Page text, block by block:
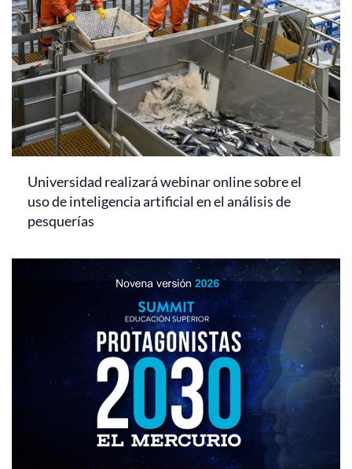
Universidad realizará webinar online sobre el
uso de inteligencia artificial en el análisis de
pesquerías